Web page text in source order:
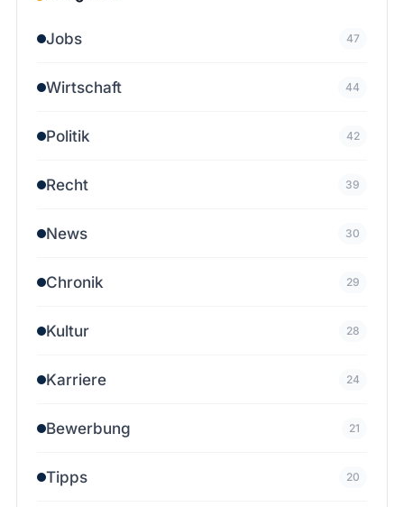
Jobs 47
Wirtschaft 44
Politik 42
Recht 39
News 30
Chronik 29
Kultur 28
Karriere 24
Bewerbung 21
Tipps 20